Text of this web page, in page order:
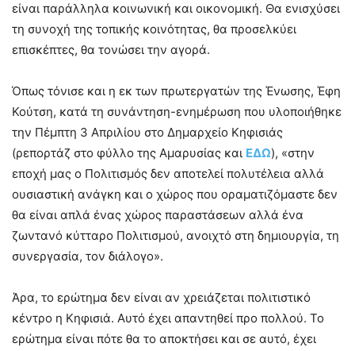
είναι παράλληλα κοινωνική και οικονομική. Θα ενισχύσει
τη συνοχή της τοπικής κοινότητας, θα προσελκύει
επισκέπτες, θα τονώσει την αγορά.
Όπως τόνισε και η εκ των πρωτεργατών της Ένωσης, Έφη
Κούτση, κατά τη συνάντηση-ενημέρωση που υλοποιήθηκε
την Πέμπτη 3 Απριλίου στο Δημαρχείο Κηφισιάς
(ρεπορτάζ στο φύλλο της Αμαρυσίας και ΕΔΩ), «στην
εποχή μας ο Πολιτισμός δεν αποτελεί πολυτέλεια αλλά
ουσιαστική ανάγκη και ο χώρος που οραματιζόμαστε δεν
θα είναι απλά ένας χώρος παραστάσεων αλλά ένα
ζωντανό κύτταρο Πολιτισμού, ανοιχτό στη δημιουργία, τη
συνεργασία, τον διάλογο».
Άρα, το ερώτημα δεν είναι αν χρειάζεται πολιτιστικό
κέντρο η Κηφισιά. Αυτό έχει απαντηθεί προ πολλού. Το
ερώτημα είναι πότε θα το αποκτήσει και σε αυτό, έχει